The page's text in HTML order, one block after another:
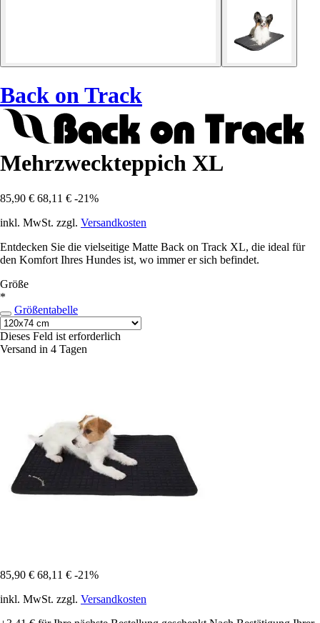
Back on Track
Mehrzweckteppich XL
85,90 € 68,11 € -21%
inkl. MwSt. zzgl. Versandkosten
Entdecken Sie die vielseitige Matte Back on Track XL, die ideal für
den Komfort Ihres Hundes ist, wo immer er sich befindet.
Größe
*
Größentabelle
Dieses Feld ist erforderlich
Versand in 4 Tagen
85,90 € 68,11 € -21%
inkl. MwSt. zzgl. Versandkosten